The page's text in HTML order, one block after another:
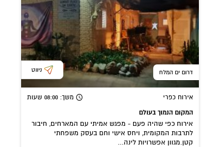
דרום ים המלח ניווט
אירוח כפרי משך: 08:00 שעות
המקום הנמוך בעולם
אירוח כפי שהיה פעם - מפגש אמיתי עם המארחים, חיבור
לתרבות המקומית, ויחס אישי וחם בעסק משפחתי
קטן.מגוון אפשרויות לינה...